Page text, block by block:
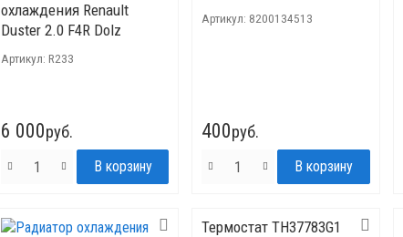
охлаждения Renault
Duster 2.0 F4R Dolz
Артикул: R233
6 000руб.
Артикул: 8200134513
400руб.
Термостат TH37783G1